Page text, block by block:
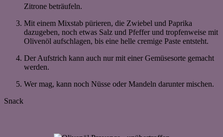
Zitrone beträufeln.
Mit einem Mixstab pürieren, die Zwiebel und Paprika
dazugeben, noch etwas Salz und Pfeffer und tropfenweise mit
Olivenöl aufschlagen, bis eine helle cremige Paste entsteht.
Der Aufstrich kann auch nur mit einer Gemüsesorte gemacht
werden.
Wer mag, kann noch Nüsse oder Mandeln darunter mischen.
Snack